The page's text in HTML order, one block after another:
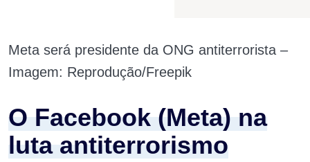
Meta será presidente da ONG antiterrorista –
Imagem: Reprodução/Freepik
O Facebook (Meta) na
luta antiterrorismo